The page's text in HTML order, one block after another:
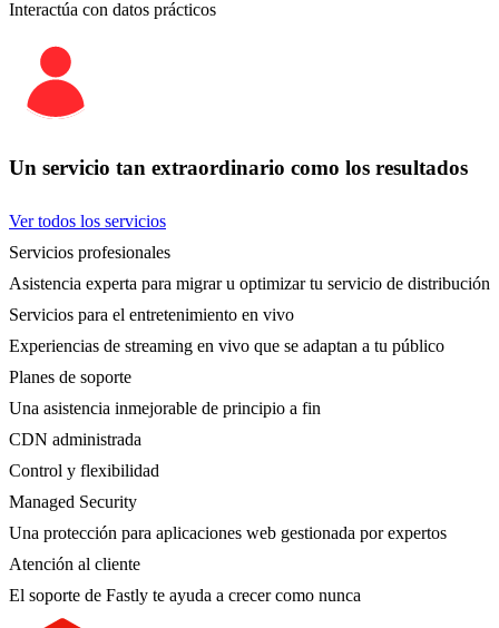
Interactúa con datos prácticos
Un servicio tan extraordinario como los resultados
Ver todos los servicios
Servicios profesionales
Asistencia experta para migrar u optimizar tu servicio de distribución
Servicios para el entretenimiento en vivo
Experiencias de streaming en vivo que se adaptan a tu público
Planes de soporte
Una asistencia inmejorable de principio a fin
CDN administrada
Control y flexibilidad
Managed Security
Una protección para aplicaciones web gestionada por expertos
Atención al cliente
El soporte de Fastly te ayuda a crecer como nunca